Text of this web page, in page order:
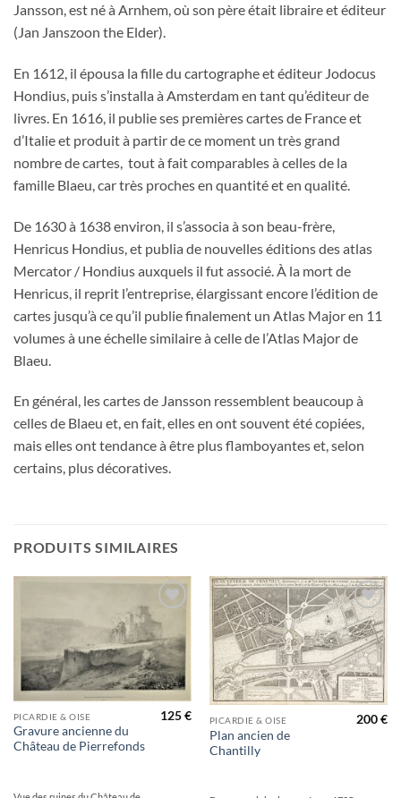
Jansson, est né à Arnhem, où son père était libraire et éditeur
(Jan Janszoon the Elder).
En 1612, il épousa la fille du cartographe et éditeur Jodocus
Hondius, puis s’installa à Amsterdam en tant qu’éditeur de
livres. En 1616, il publie ses premières cartes de France et
d’Italie et produit à partir de ce moment un très grand
nombre de cartes, tout à fait comparables à celles de la
famille Blaeu, car très proches en quantité et en qualité.
De 1630 à 1638 environ, il s’associa à son beau-frère,
Henricus Hondius, et publia de nouvelles éditions des atlas
Mercator / Hondius auxquels il fut associé. À la mort de
Henricus, il reprit l’entreprise, élargissant encore l’édition de
cartes jusqu’à ce qu’il publie finalement un Atlas Major en 11
volumes à une échelle similaire à celle de l’Atlas Major de
Blaeu.
En général, les cartes de Jansson ressemblent beaucoup à
celles de Blaeu et, en fait, elles en ont souvent été copiées,
mais elles ont tendance à être plus flamboyantes et, selon
certains, plus décoratives.
PRODUITS SIMILAIRES
Ajouter
wishlist
PICARDIE & OISE
Gravure ancienne du
Château de Pierrefonds
125€
Ajouter
à la
wishlist
PICARDIE & OISE
Plan ancien de
Chantilly
200€